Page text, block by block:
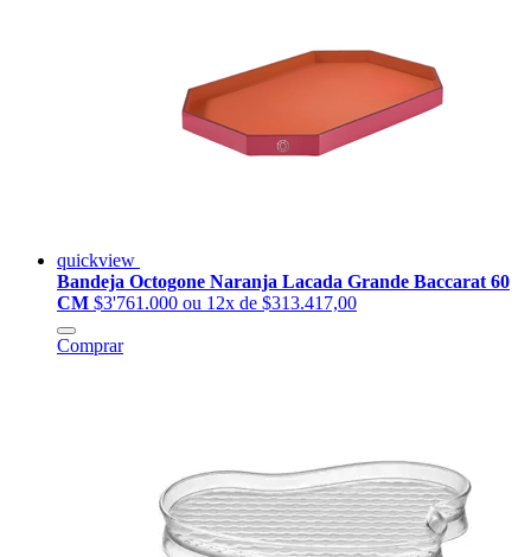
quickview
Bandeja Octogone Naranja Lacada Grande Baccarat 60
CM $3'761.000 ou 12x de $313.417,00
Comprar